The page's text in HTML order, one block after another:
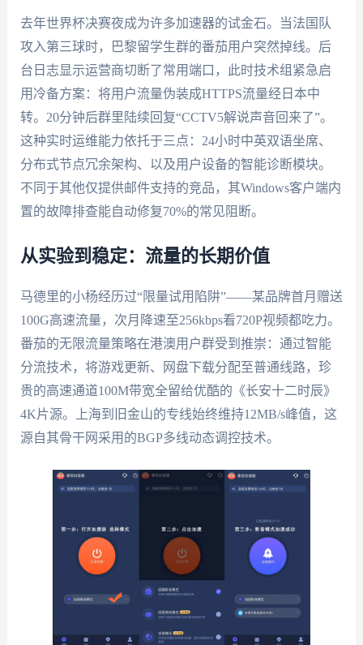
去年世界杯决赛夜成为许多加速器的试金石。当法国队
攻入第三球时，巴黎留学生群的番茄用户突然掉线。后
台日志显示运营商切断了常用端口，此时技术组紧急启
用冷备方案：将用户流量伪装成HTTPS流量经日本中
转。20分钟后群里陆续回复“CCTV5解说声音回来了”。
这种实时运维能力依托于三点：24小时中英双语坐席、
分布式节点冗余架构、以及用户设备的智能诊断模块。
不同于其他仅提供邮件支持的竞品，其Windows客户端内
置的故障排查能自动修复70%的常见阻断。
从实验到稳定：流量的长期价值
马德里的小杨经历过“限量试用陷阱”——某品牌首月赠送
100G高速流量，次月降速至256kbps看720P视频都吃力。
番茄的无限流量策略在港澳用户群受到推崇：通过智能
分流技术，将游戏更新、网盘下载分配至普通线路，珍
贵的高速通道100M带宽全留给优酷的《长安十二时辰》
4K片源。上海到旧金山的专线始终维持12MB/s峰值，这
源自其骨干网采用的BGP多线动态调控技术。